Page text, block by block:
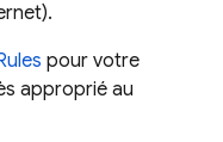
pour votre
approprié au